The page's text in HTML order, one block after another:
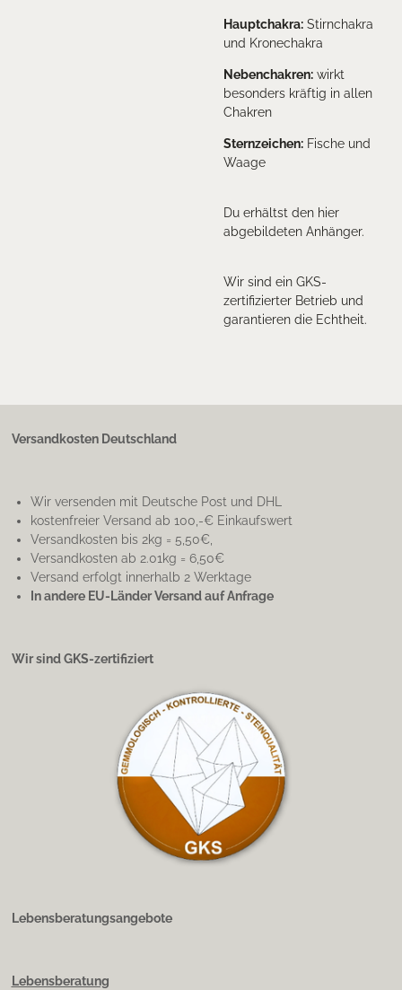
Hauptchakra: Stirnchakra
und Kronechakra
Nebenchakren: wirkt
besonders kräftig in allen
Chakren
Sternzeichen: Fische und
Waage
Du erhältst den hier
abgebildeten Anhänger.
Wir sind ein GKS-
zertifizierter Betrieb und
garantieren die Echtheit.
Versandkosten Deutschland
Wir versenden mit Deutsche Post und DHL
kostenfreier Versand ab 100,-€ Einkaufswert
Versandkosten bis 2kg = 5,50€,
Versandkosten ab 2.01kg = 6,50€
Versand erfolgt innerhalb 2 Werktage
In andere EU-Länder Versand auf Anfrage
Wir sind GKS-zertifiziert
Lebensberatungsangebote
Lebensberatung